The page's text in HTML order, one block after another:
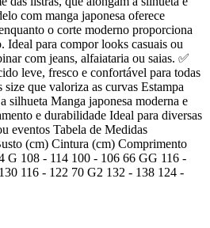
com manga japonesa oferece
o corte moderno proporciona
Ideal para compor looks casuais ou
com jeans, alfaiataria ou saias. ✅
leve, fresco e confortável para todas
size que valoriza as curvas Estampa
silhueta Manga japonesa moderna e
e durabilidade Ideal para diversas
eventos Tabela de Medidas
(cm) Cintura (cm) Comprimento
G 108 - 114 100 - 106 66 GG 116 -
116 - 122 70 G2 132 - 138 124 -